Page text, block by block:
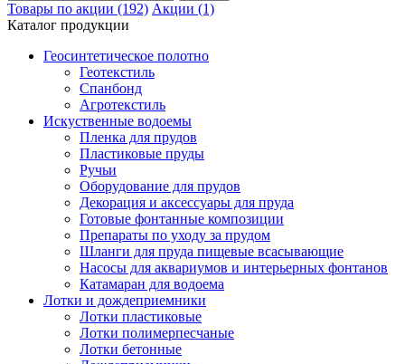
Товары по акции (192) Акции (1)
Каталог продукции
Геосинтетическое полотно
Геотекстиль
Спанбонд
Агротекстиль
Искуственные водоемы
Пленка для прудов
Пластиковые пруды
Ручьи
Оборудование для прудов
Декорация и аксессуары для пруда
Готовые фонтанные композиции
Препараты по уходу за прудом
Шланги для пруда пищевые всасывающие
Насосы для аквариумов и интерьерных фонтанов
Катамаран для водоема
Лотки и дождеприемники
Лотки пластиковые
Лотки полимерпесчаные
Лотки бетонные